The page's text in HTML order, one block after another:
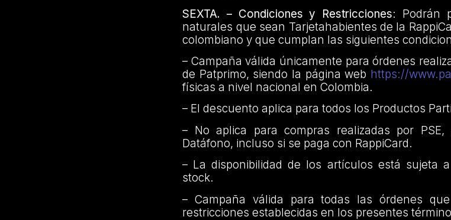
SEXTA. – Condiciones y Restricciones: Podrán
naturales que sean Tarjetahabientes de la
colombiano y que cumplan las siguientes
– Campaña válida únicamente para órdenes
de Patprimo, siendo la página web https://
físicas a nivel nacional en Colombia.
– El descuento aplica para todos los Productos
– No aplica para compras realizadas por
Datáfono, incluso si se paga con RappiCard.
– La disponibilidad de los artículos está sujeta
stock.
– Campaña válida para todas las órdenes
restricciones establecidas en los presentes